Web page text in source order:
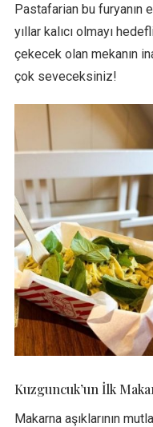
Pastafarian bu furyanın
yıllar kalıcı olmayı
çekecek olan mekanın
çok seveceksiniz!
Kuzguncuk’un İlk
Makarna aşıklarının